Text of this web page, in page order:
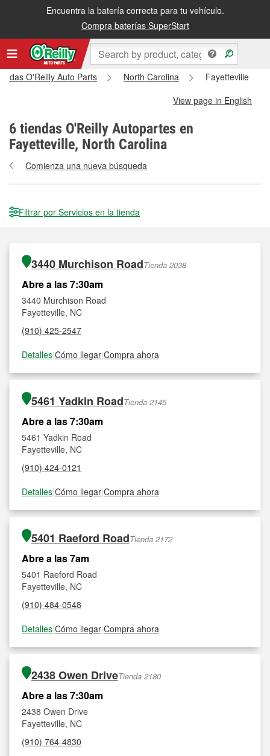
Encuentra la batería correcta para tu vehículo.
Compra baterías SuperStart
O'Reilly Auto Parts North Carolina
Fayetteville
View page in English
6 tiendas O'Reilly Autopartes en
Fayetteville, North Carolina
Comienza una nueva búsqueda
Filtrar por Servicios en la tienda
3440 Murchison RoadTienda 2038
Abre a las 7:30am
3440 Murchison Road
Fayetteville, NC
(910) 425-2547
Detalles|Cómo llegar|Compra ahora
5461 Yadkin RoadTienda 2145
Abre a las 7:30am
5461 Yadkin Road
Fayetteville, NC
(910) 424-0121
Detalles|Cómo llegar|Compra ahora
5401 Raeford RoadTienda 2172
Abre a las 7am
5401 Raeford Road
Fayetteville, NC
(910) 484-0548
Detalles|Cómo llegar|Compra ahora
2438 Owen DriveTienda 2180
Abre a las 7:30am
2438 Owen Drive
Fayetteville, NC
(910) 764-4830